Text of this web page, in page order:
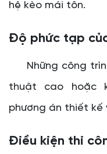
hệ kèo mái tôn.
Độ phức tạp
Những công
thuật cao hoặc
phương án thiết kế
Điều kiện thi